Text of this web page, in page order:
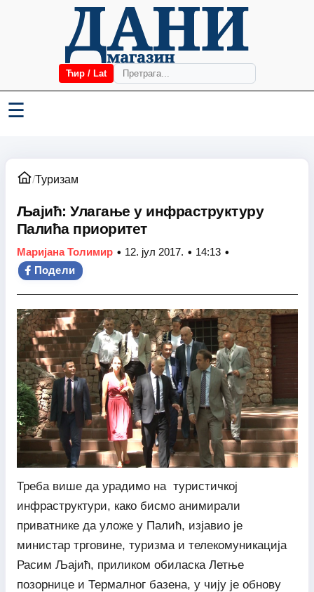
Ћир / Lat
☰
/Туризам
Љајић: Улагање у инфраструктуру
Палића приоритет
Маријана Толимир • 12. јул 2017. • 14:13 •
Подели
Треба више да урадимо на туристичкој
инфраструктури, како бисмо анимирали
приватнике да уложе у Палић, изјавио је
министар трговине, туризма и телекомуникација
Расим Љајић, приликом обиласка Летње
позорнице и Термалног базена, у чију је обнову